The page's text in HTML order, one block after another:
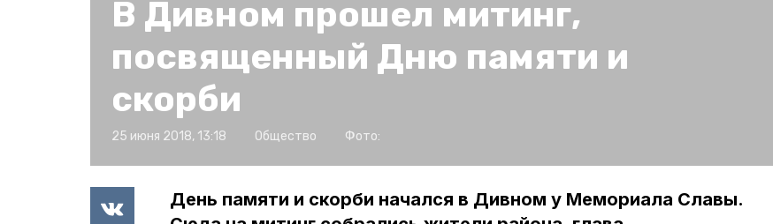
В Дивном прошел митинг,
посвященный Дню памяти и
скорби
25 июня 2018, 13:18 Общество Фото:
День памяти и скорби начался в Дивном у Мемориала Славы.